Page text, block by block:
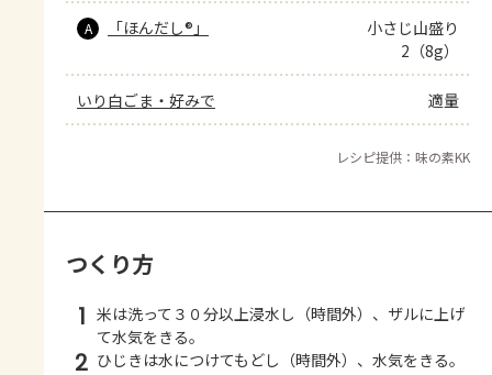
A 「ほんだし®」
小さじ山盛り
2（8g）
いり白ごま・好みで 適量
レシピ提供：味の素KK
つくり方
1 米は洗って３０分以上浸水し（時間外）、ザルに上げ
て水気をきる。
2 ひじきは水につけてもどし（時間外）、水気をきる。